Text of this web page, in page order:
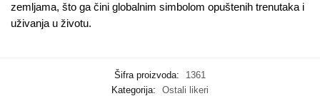
zemljama, što ga čini globalnim simbolom opuštenih trenutaka i
uživanja u životu.
Šifra proizvoda:
1361
Kategorija:
Ostali likeri